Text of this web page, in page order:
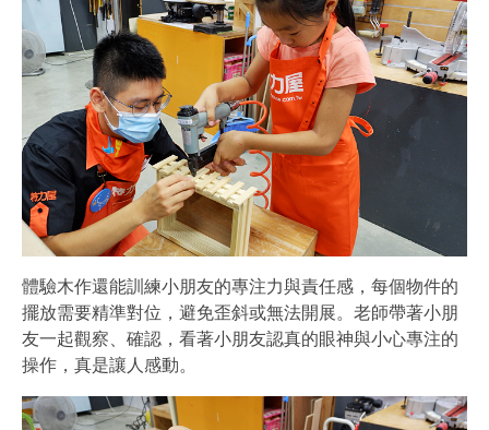
體驗木作還能訓練小朋友的專注力與責任感，每個物件的
擺放需要精準對位，避免歪斜或無法開展。老師帶著小朋
友一起觀察、確認，看著小朋友認真的眼神與小心專注的
操作，真是讓人感動。